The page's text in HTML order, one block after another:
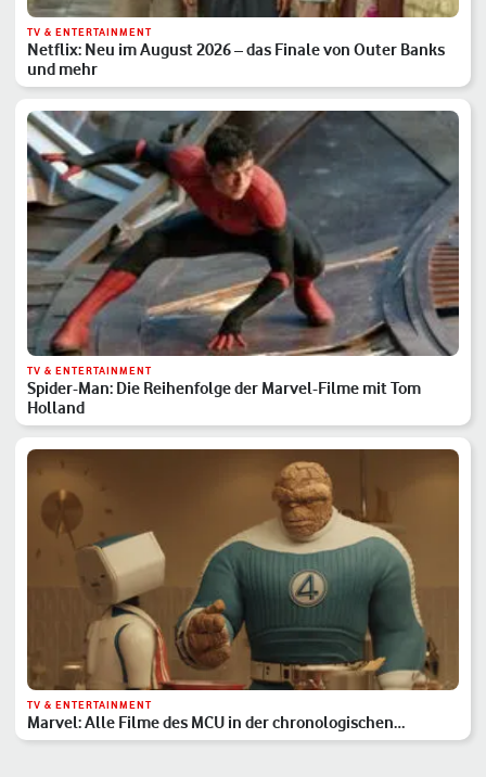
TV & ENTERTAINMENT
Netflix: Neu im August 2026 – das Finale von Outer Banks
und mehr
TV & ENTERTAINMENT
Spider-Man: Die Reihenfolge der Marvel-Filme mit Tom
Holland
TV & ENTERTAINMENT
Marvel: Alle Filme des MCU in der chronologischen
Reihenfolge